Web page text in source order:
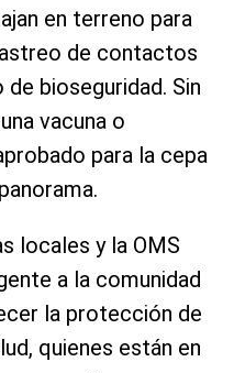
en terreno para
de contactos
bioseguridad. Sin
vacuna o
para la cepa
locales y la OMS
a la comunidad
la protección de
quienes están en